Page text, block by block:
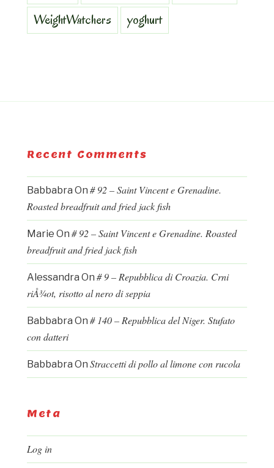
WeightWatchers
yoghurt
Recent Comments
Babbabra On # 92 – Saint Vincent e Grenadine.
Roasted breadfruit and fried jack fish
Marie On # 92 – Saint Vincent e Grenadine. Roasted
breadfruit and fried jack fish
Alessandra On # 9 – Repubblica di Croazia. Crni
riÅ¾ot, risotto al nero di seppia
Babbabra On # 140 – Repubblica del Niger. Stufato
con datteri
Babbabra On Straccetti di pollo al limone con rucola
Meta
Log in